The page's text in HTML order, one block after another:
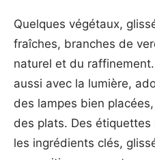
Quelques végétaux,
fraîches, branches de
naturel et du raffinement.
aussi avec la lumière,
des lampes bien
des plats. Des
les ingrédients clés,